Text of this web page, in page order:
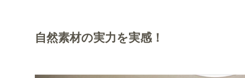
自然素材の実力を実感！